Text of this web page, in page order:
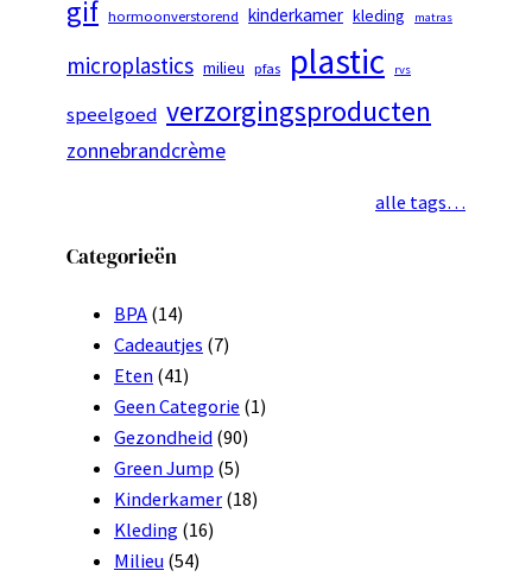
gif hormoonverstorend kinderkamer kleding matras
microplastics milieu pfas plastic rvs
speelgoed verzorgingsproducten
zonnebrandcrème
alle tags…
Categorieën
BPA (14)
Cadeautjes (7)
Eten (41)
Geen Categorie (1)
Gezondheid (90)
Green Jump (5)
Kinderkamer (18)
Kleding (16)
Milieu (54)